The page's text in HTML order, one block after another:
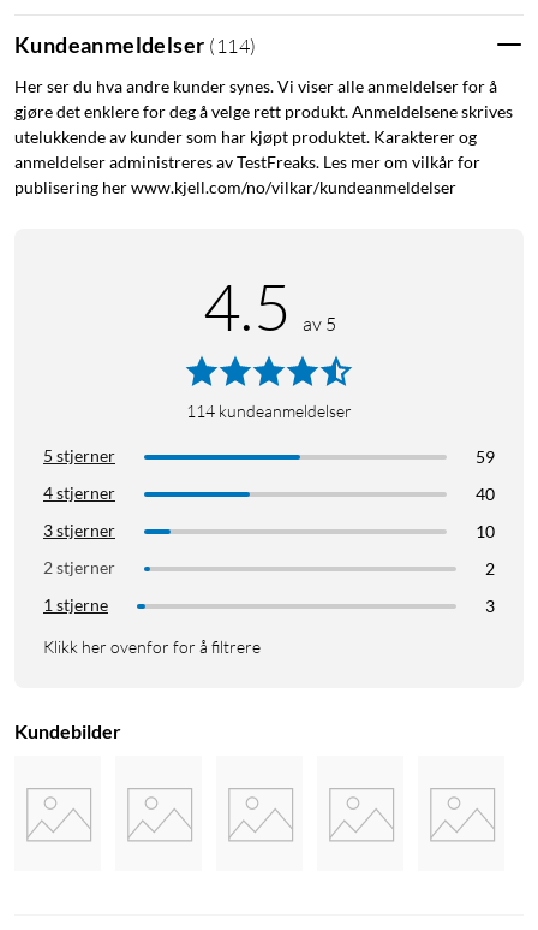
Kundeanmeldelser ( 114)
Her ser du hva andre kunder synes. Vi viser alle anmeldelser for å
gjøre det enklere for deg å velge rett produkt. Anmeldelsene skrives
utelukkende av kunder som har kjøpt produktet. Karakterer og
anmeldelser administreres av TestFreaks. Les mer om vilkår for
publisering her www.kjell.com/no/vilkar/kundeanmeldelser
4.5 av 5
114 kundeanmeldelser
5 stjerner
59
4 stjerner
40
3 stjerner
10
2 stjerner
2
1 stjerne
3
Klikk her ovenfor for å filtrere
Kundebilder